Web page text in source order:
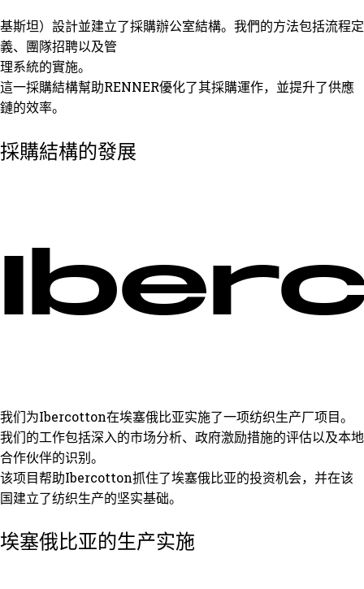
基斯坦）設計並建立了採購辦公室結構。我們的方法包括流程定
義、團隊招聘以及管
理系統的實施。
這一採購結構幫助REN​​NER優化了其採購運作，並提升了供應
鏈的效率。
採購結構的發展
我们为Ibercotton在埃塞俄比亚实施了一项纺织生产厂项目。
我们的工作包括深入的市场分析、政府激励措施的评估以及本地
合作伙伴的识别。
该项目帮助Ibercotton抓住了埃塞俄比亚的投资机会，并在该
国建立了纺织生产的坚实基础。
埃塞俄比亚的生产实施